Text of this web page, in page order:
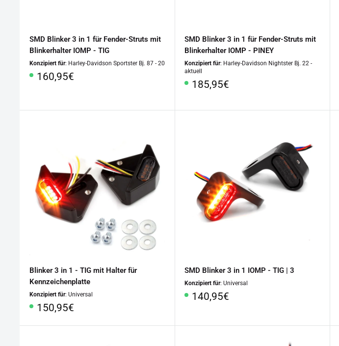
SMD Blinker 3 in 1 für Fender-Struts mit
Blinkerhalter IOMP - TIG
Konzipiert für: Harley-Davidson Sportster Bj. 87 - 20
Sonderpreis
160,95€
SMD Blinker 3 in 1 für Fender-Struts mit
Blinkerhalter IOMP - PINEY
Konzipiert für: Harley-Davidson Nightster Bj. 22 -
aktuell
Sonderpreis
185,95€
Blinker 3 in 1 - TIG mit Halter für
Kennzeichenplatte
Konzipiert für: Universal
Sonderpreis
150,95€
SMD Blinker 3 in 1 IOMP - TIG | 3
Konzipiert für: Universal
Sonderpreis
140,95€